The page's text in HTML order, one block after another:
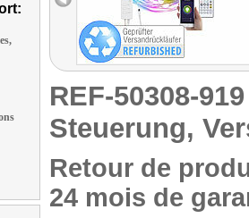
REF-50308-
Steuerung,
Retour de
24 mois de